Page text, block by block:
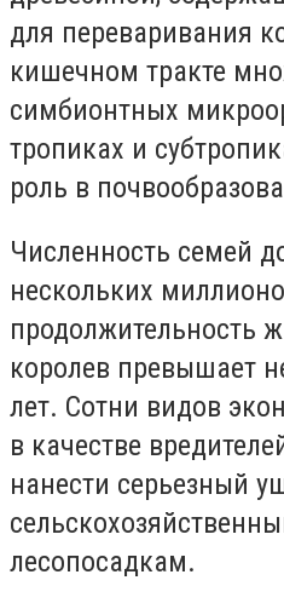
для переваривания
кишечном тракте
симбионтных
тропиках и
роль в
Численность семей
нескольких
продолжительность
королев превышает
лет. Сотни видов
в качестве
нанести серьезный
лесопосадкам.